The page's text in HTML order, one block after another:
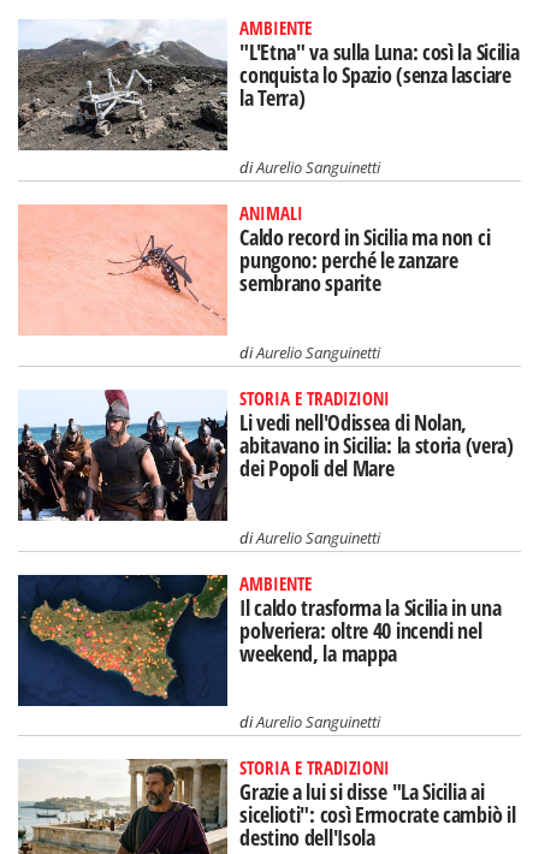
AMBIENTE
"L'Etna" va sulla Luna: così la Sicilia
conquista lo Spazio (senza lasciare
la Terra)
diAurelio Sanguinetti
ANIMALI
Caldo record in Sicilia ma non ci
pungono: perché le zanzare
sembrano sparite
diAurelio Sanguinetti
STORIA E TRADIZIONI
Li vedi nell'Odissea di Nolan,
abitavano in Sicilia: la storia (vera)
dei Popoli del Mare
diAurelio Sanguinetti
AMBIENTE
Il caldo trasforma la Sicilia in una
polveriera: oltre 40 incendi nel
weekend, la mappa
diAurelio Sanguinetti
STORIA E TRADIZIONI
Grazie a lui si disse "La Sicilia ai
sicelioti": così Ermocrate cambiò il
destino dell'Isola